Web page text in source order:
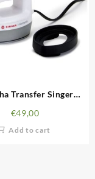
Transfer Singer
€49,00
Add to cart